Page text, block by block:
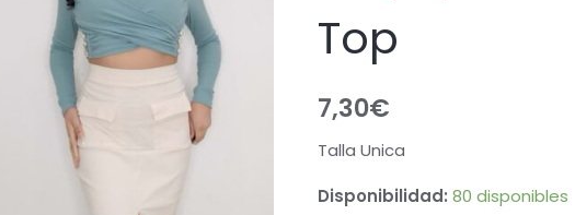
Top
7,30€
Talla Unica
Disponibilidad: 80 disponibles